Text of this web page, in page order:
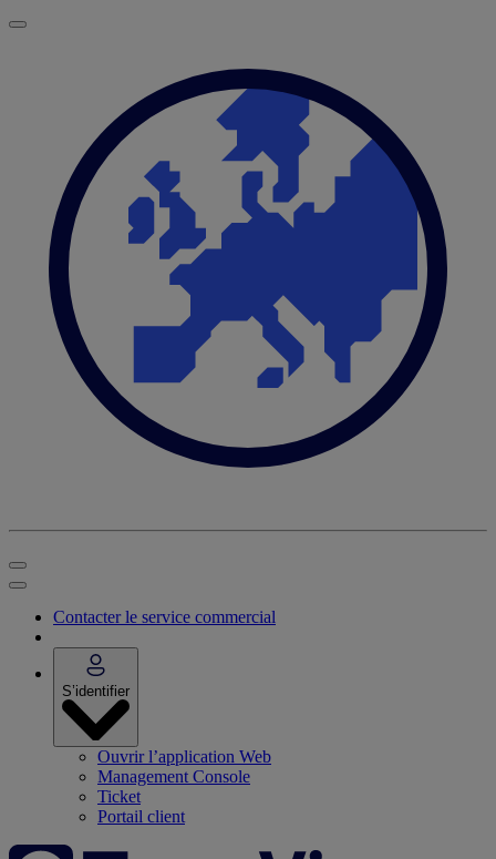
Contacter le service commercial
S’identifier
Ouvrir l’application Web
Management Console
Ticket
Portail client